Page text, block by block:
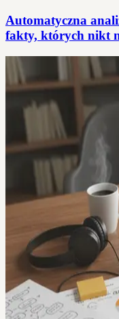
Automatyczna
fakty, których nikt